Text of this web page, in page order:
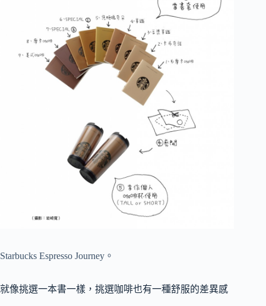
Starbucks Espresso Journey。
就像挑選一本書一樣，挑選咖啡也有一種舒服的差異感